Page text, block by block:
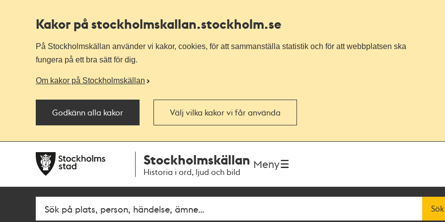
Kakor på stockholmskallan.stockholm.se
På Stockholmskällan använder vi kakor, cookies, för att sammanställa statistik och för att webbplatsen ska
fungera på ett bra sätt för dig.
Om kakor på Stockholmskällan
Godkänn alla kakor Välj vilka kakor vi får använda
navigationen
huvudinnehållet
Stockholmskällan
Historia i ord, ljud och bild
Meny
Fritextsök Sök